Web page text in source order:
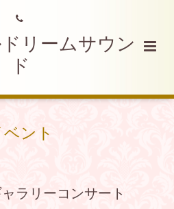
リームサウン
ド
ベント
ラリーコンサート